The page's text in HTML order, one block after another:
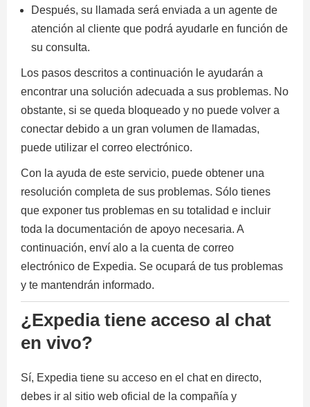
Después, su llamada será enviada a un agente de
atención al cliente que podrá ayudarle en función de
su consulta.
Los pasos descritos a continuación le ayudarán a
encontrar una solución adecuada a sus problemas. No
obstante, si se queda bloqueado y no puede volver a
conectar debido a un gran volumen de llamadas,
puede utilizar el correo electrónico.
Con la ayuda de este servicio, puede obtener una
resolución completa de sus problemas. Sólo tienes
que exponer tus problemas en su totalidad e incluir
toda la documentación de apoyo necesaria. A
continuación, enví alo a la cuenta de correo
electrónico de Expedia. Se ocupará de tus problemas
y te mantendrán informado.
¿Expedia tiene acceso al chat
en vivo?
Sí, Expedia tiene su acceso en el chat en directo,
debes ir al sitio web oficial de la compañía y